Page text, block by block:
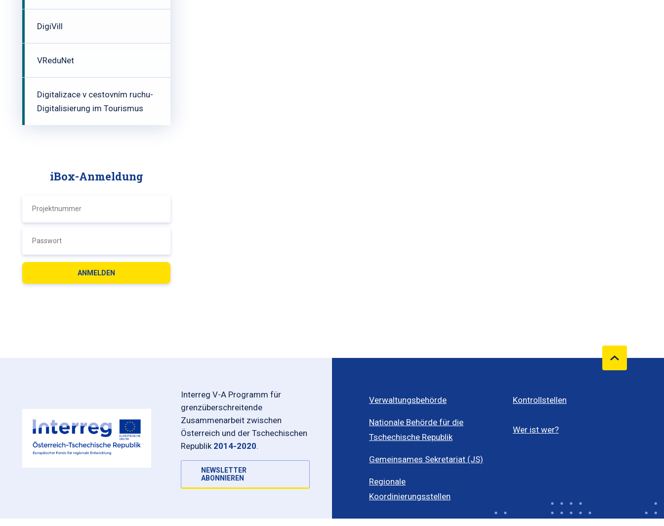
DigiVill
VReduNet
Digitalizace v cestovním ruchu-
Digitalisierung im Tourismus
iBox-Anmeldung
Interreg V-A Programm für
grenzüberschreitende
Zusammenarbeit zwischen
Österreich und der Tschechischen
Republik 2014-2020.
NEWSLETTER
ABONNIEREN
Verwaltungsbehörde
Nationale Behörde für die
Tschechische Republik
Gemeinsames Sekretariat (JS)
Regionale
Koordinierungsstellen
Kontrollstellen
Wer ist wer?